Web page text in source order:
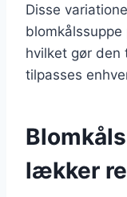
Disse
blomkålssuppe
hvilket gør den
tilpasses
lækker